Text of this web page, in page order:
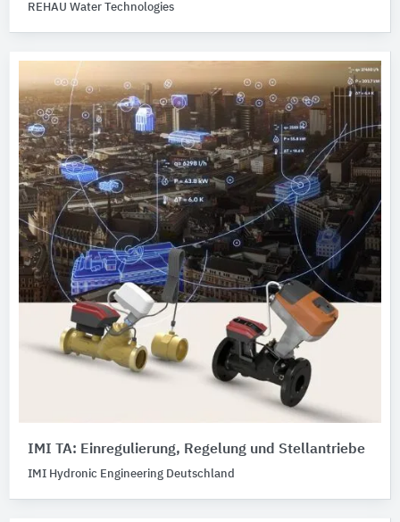
REHAU Water Technologies
IMI TA: Einregulierung, Regelung und Stellantriebe
IMI Hydronic Engineering Deutschland